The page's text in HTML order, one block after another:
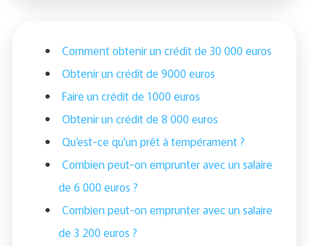
Comment obtenir un crédit de 30 000 euros
Obtenir un crédit de 9000 euros
Faire un crédit de 1000 euros
Obtenir un crédit de 8 000 euros
Qu’est-ce qu'un prêt à tempérament ?
Combien peut-on emprunter avec un salaire
de 6 000 euros ?
Combien peut-on emprunter avec un salaire
de 3 200 euros ?